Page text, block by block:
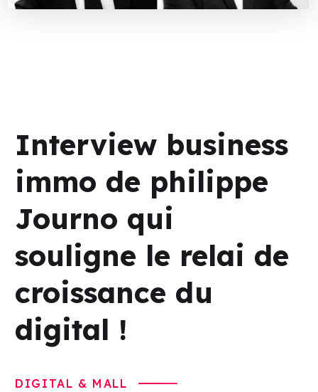
Interview business
immo de philippe
Journo qui
souligne le relai de
croissance du
digital !
DIGITAL & MALL